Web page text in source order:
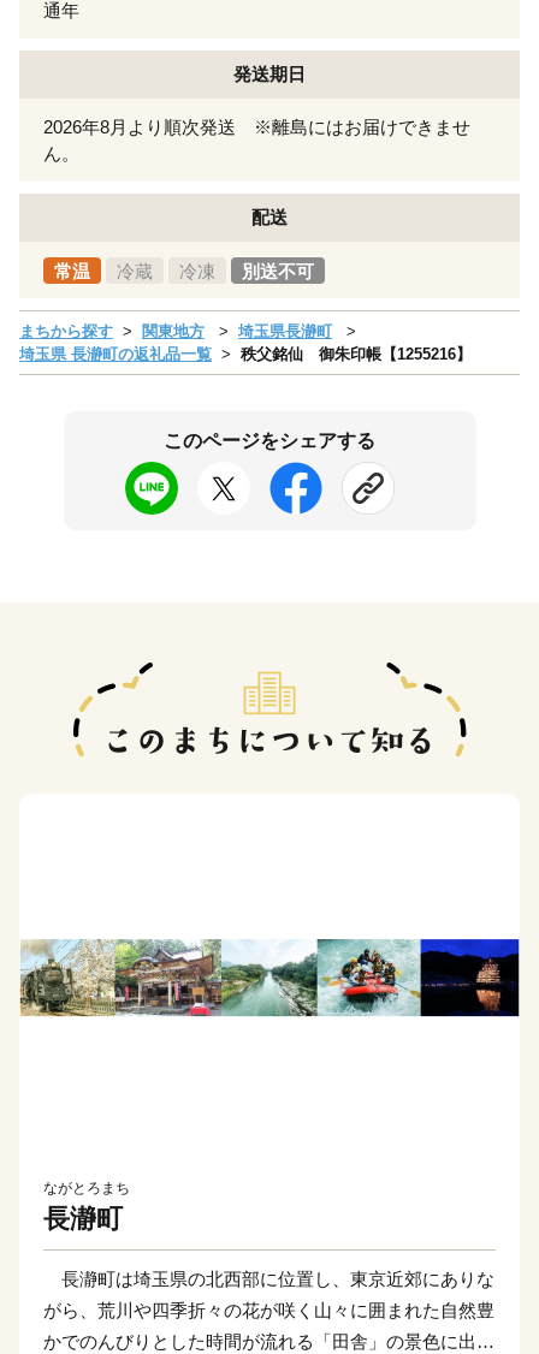
通年
発送期日
2026年8月より順次発送 ※離島にはお届けできませ
ん。
配送
常温 冷蔵 冷凍 別送不可
まちから探す 関東地方
埼玉県長瀞町
埼玉県 長瀞町の返礼品一覧
秩父銘仙 御朱印帳【1255216】
このページをシェアする
ながとろまち
長瀞町
長瀞町は埼玉県の北西部に位置し、東京近郊にありな
がら、荒川や四季折々の花が咲く山々に囲まれた自然豊
かでのんびりとした時間が流れる「田舎」の景色に出会